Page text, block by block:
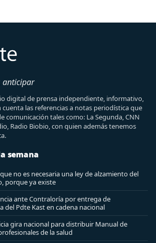
anticipar
digital de prensa independiente, informativo,
cuenta las referencias a notas periodística que
comunicación tales como: La Segunda, CNN
Radio Biobio, con quien además tenemos
semana
no es necesaria una ley de alzamiento del
porque ya existe
ante Contraloría por entrega de
del Pdte Kast en cadena nacional
gira nacional para distribuir Manual de
de la salud